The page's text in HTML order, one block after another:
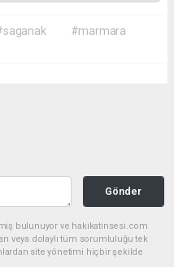
#marmara
Gönder
bulunuyor ve hakikatinsesi.com
veya dolaylı tüm sorumluluğu tek
site yönetimi hiçbir şekilde